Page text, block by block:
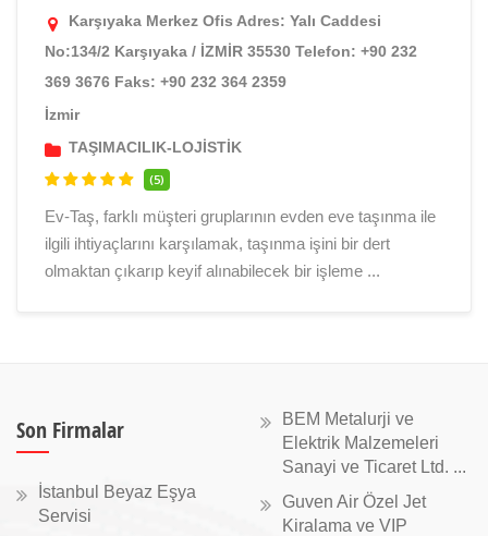
Karşıyaka Merkez Ofis Adres: Yalı Caddesi
No:134/2 Karşıyaka / İZMİR 35530 Telefon: +90 232
369 3676 Faks: +90 232 364 2359
İzmir
TAŞIMACILIK-LOJİSTİK
(5)
Ev-Taş, farklı müşteri gruplarının evden eve taşınma ile
ilgili ihtiyaçlarını karşılamak, taşınma işini bir dert
olmaktan çıkarıp keyif alınabilecek bir işleme ...
Son Firmalar
İstanbul Beyaz Eşya
Servisi
BEM Metalurji ve
Elektrik Malzemeleri
Sanayi ve Ticaret Ltd. ...
Guven Air Özel Jet
Kiralama ve VIP